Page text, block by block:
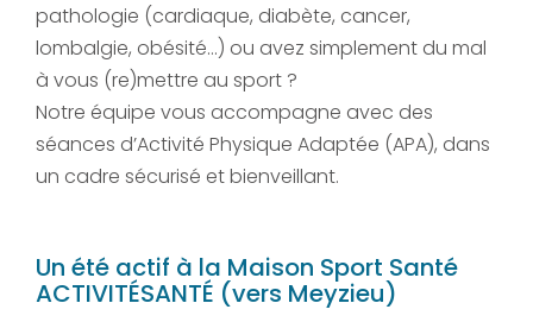
pathologie (cardiaque, diabète, cancer,
lombalgie, obésité…) ou avez simplement du mal
à vous (re)mettre au sport ?
Notre équipe vous accompagne avec des
séances d’Activité Physique Adaptée (APA), dans
un cadre sécurisé et bienveillant.
Un été actif à la Maison Sport Santé
ACTIVITÉSANTÉ (vers Meyzieu)